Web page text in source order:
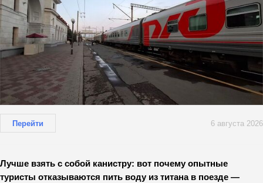
Перейти 6 августа 2026
Лучше взять с собой канистру: вот почему опытные
туристы отказываются пить воду из титана в поезде —